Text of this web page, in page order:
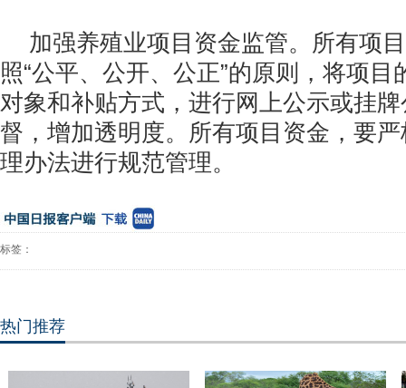
加强养殖业项目资金监管。所有项
照“公平、公开、公正”的原则，将项
对象和补贴方式，进行网上公示或挂
督，增加透明度。所有项目资金，要
理办法进行规范管理。
标签：
热门推荐